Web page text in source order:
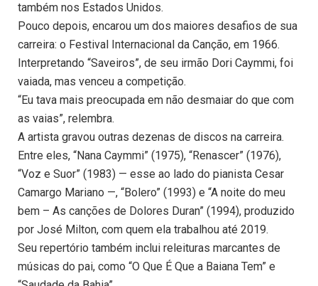
também nos Estados Unidos.
Pouco depois, encarou um dos maiores desafios de sua
carreira: o Festival Internacional da Canção, em 1966.
Interpretando “Saveiros”, de seu irmão Dori Caymmi, foi
vaiada, mas venceu a competição.
“Eu tava mais preocupada em não desmaiar do que com
as vaias”, relembra.
A artista gravou outras dezenas de discos na carreira.
Entre eles, “Nana Caymmi” (1975), “Renascer” (1976),
“Voz e Suor” (1983) — esse ao lado do pianista Cesar
Camargo Mariano —, “Bolero” (1993) e “A noite do meu
bem – As canções de Dolores Duran” (1994), produzido
por José Milton, com quem ela trabalhou até 2019.
Seu repertório também inclui releituras marcantes de
músicas do pai, como “O Que É Que a Baiana Tem” e